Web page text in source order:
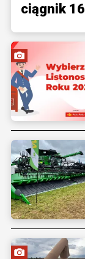
ciągnik